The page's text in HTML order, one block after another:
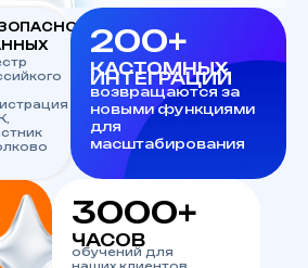
200+
КАСТОМНЫХ
ИНТЕГРАЦИЙ
возвращаются за
новыми функциями
для
масштабирования
3000+
ЧАСОВ
обучений для